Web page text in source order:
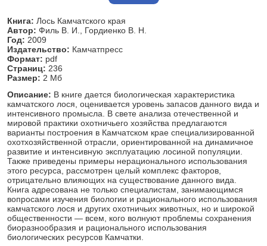
Книга: Лось Камчатского края
Автор: Филь В. И., Гордиенко В. Н.
Год: 2009
Издательство: Камчатпресс
Формат: pdf
Страниц: 236
Размер: 2 Мб
Описание: В книге дается биологическая характеристика
камчатского лося, оценивается уровень запасов данного вида и
интенсивного промысла. В свете анализа отечественной и
мировой практики охотничьего хозяйства предлагаются
варианты построения в Камчатском крае специализированной
охотхозяйственной отрасли, ориентированной на динамичное
развитие и интенсивную эксплуатацию лосиной популяции.
Также приведены примеры нерационального использования
этого ресурса, рассмотрен целый комплекс факторов,
отрицательно влияющих на существование данного вида.
Книга адресована не только специалистам, занимающимся
вопросами изучения биологии и рационального использования
камчатского лося и других охотничьих животных, но и широкой
общественности — всем, кого волнуют проблемы сохранения
биоразнообразия и рационального использования
биологических ресурсов Камчатки.